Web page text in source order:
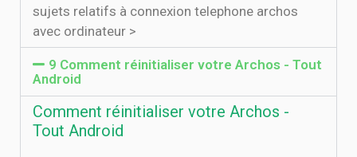
sujets relatifs à connexion telephone archos
avec ordinateur >
9 Comment réinitialiser votre Archos - Tout
Android
Comment réinitialiser votre Archos -
Tout Android